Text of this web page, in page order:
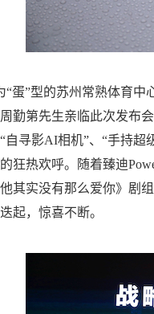
“蛋”型的苏州常熟体育
勤第先生亲临此次发布
自寻影AI相机”、“手持超
狂热欢呼。随着臻迪
其实没有那么爱你》剧
起，惊喜不断。